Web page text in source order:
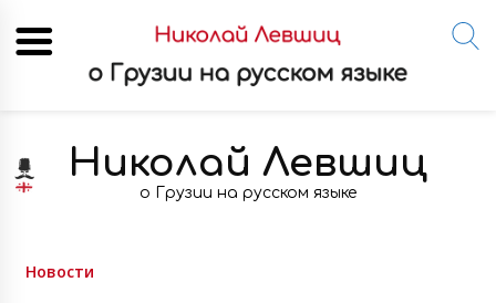
content
Николай Левшиц
о Грузии на русском языке
Новости